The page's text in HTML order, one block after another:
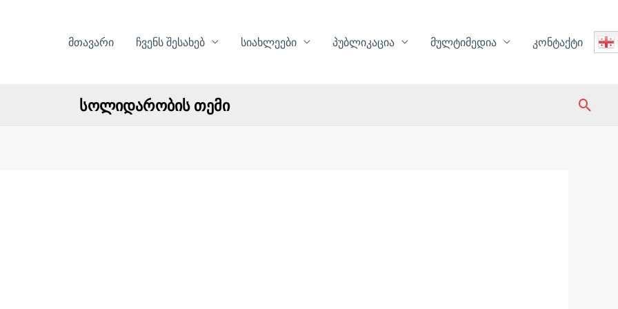
მთავარი ჩვენს შესახებ სიახლეები პუბლიკაცია მულტიმედია კონტაქტი
სოლიდარობის თემი